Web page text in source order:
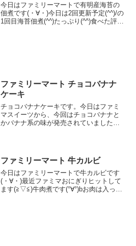
今日はファミリーマートで有明産海苔の
佃煮です(・∀・)今日は2回更新予定(^^)/の
1回目海苔佃煮(^^)たっぷり(^^)食べた評価
ファミリーマート チョコバナナ
ケーキ
チョコバナナケーキです。今日はファミ
マスイーツから、今回はチョコバナナと
かバナナ系の味が発売されていました。
ルになっています。カロリ...
ファミリーマート 牛カルビ
今日はファミリーマートで牛カルビです
(・∀・)最近ファミマおにぎりヒットして
ます(≧▽≦)牛肉煮です(°∀°)bお肉は入って